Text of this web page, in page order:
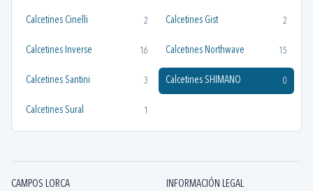
Calcetines Cinelli 2 Calcetines Gist 2
Calcetines Inverse 16 Calcetines Northwave 15
Calcetines Santini 3 Calcetines SHIMANO 0
Calcetines Sural 1
CAMPOS LORCA INFORMACIÓN LEGAL